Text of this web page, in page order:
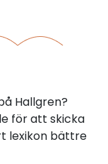
Hallgren?
för att skicka
lexikon bättre